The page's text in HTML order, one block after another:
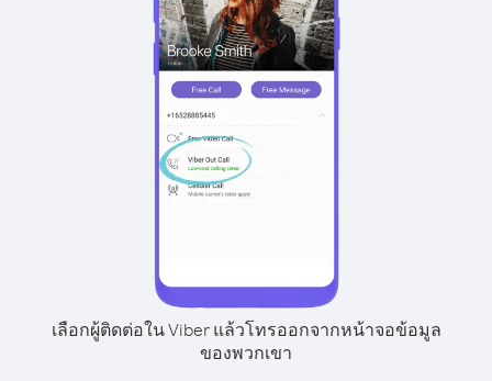
เลือกผู้ติดต่อใน Viber แล้วโทรออกจากหน้าจอข้อมูล
ของพวกเขา